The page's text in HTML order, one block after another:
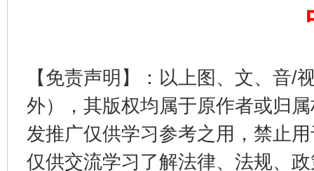
【免责声明】：以上图、文、音/
外），其版权均属于原作者或归
发推广仅供学习参考之用，禁止
仅供交流学习了解法律、法规、
东山县通报“牛蛙产品抗生素超标问题” 法